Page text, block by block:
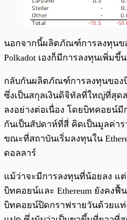
นอกจากนี้ผลิตภัณฑ์การลงทุนข
Polkadot เองก็มีการลงทุนเพิ่มขึ้
กลับกันผลิตภัณฑ์การลงทุนของ
ซึ่งเป็นสกุลเงินดิจิทัลที่ใหญ่ที่สุด
ลงอย่างต่อเนื่อง โดยบิทคอยน์
กันเป็นสัปดาห์ที่สี่ คิดเป็นมูลค่าร
ขณะที่สถาบันเริ่มลงทุนใน
ดอลลาร์
แม้ว่าจะมีการลงทุนที่น้อยลง แ
บิทคอยน์และ Ethereum ยังคงฟื้
บิทคอยน์ปิดกราฟรายวันด้วยแท่